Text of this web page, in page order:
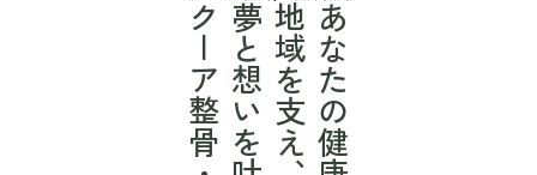
地域を支え、